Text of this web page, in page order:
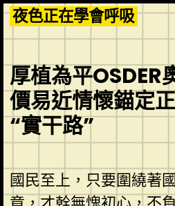
Skip
to
content
夜色正在學會呼吸
厚植為平OSDER
價易近情懷錨定
“實干路”
國民至上，只要圍繞著